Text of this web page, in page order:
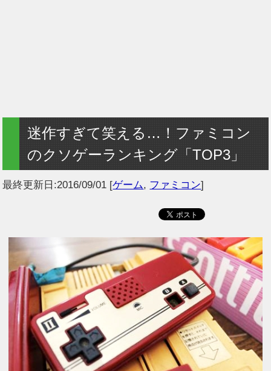
迷作すぎて笑える…！ファミコン
のクソゲーランキング「TOP3」
最終更新日:2016/09/01 [ゲーム, ファミコン]